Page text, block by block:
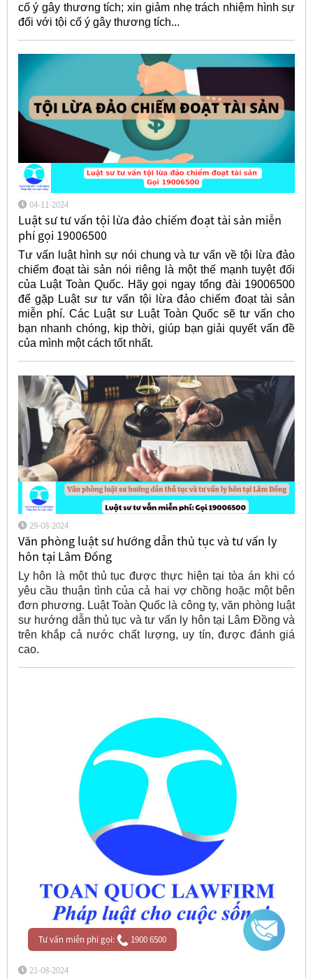
cố ý gây thương tích; xin giảm nhẹ trách nhiệm hình sự
đối với tội cố ý gây thương tích...
04-11-2024
Luật sư tư vấn tội lừa đảo chiếm đoạt tài sản miễn
phí gọi 19006500
Tư vấn luật hình sự nói chung và tư vấn về tội lừa đảo
chiếm đoạt tài sản nói riêng là một thế mạnh tuyệt đối
của Luật Toàn Quốc. Hãy gọi ngay tổng đài 19006500
để gặp Luật sư tư vấn tội lừa đảo chiếm đoạt tài sản
miễn phí. Các Luật sư Luật Toàn Quốc sẽ tư vấn cho
bạn nhanh chóng, kịp thời, giúp bạn giải quyết vấn đề
của mình một cách tốt nhất.
29-08-2024
Văn phòng luật sư hướng dẫn thủ tục và tư vấn ly
hôn tại Lâm Đồng
Ly hôn là một thủ tục được thực hiện tại tòa án khi có
yêu cầu thuận tình của cả hai vợ chồng hoặc một bên
đơn phương. Luật Toàn Quốc là công ty, văn phòng luật
sư hướng dẫn thủ tục và tư vấn ly hôn tại Lâm Đồng và
trên khắp cả nước chất lượng, uy tín, được đánh giá
cao.
21-08-2024
Tư vấn miễn phí gọi: 1900 6500